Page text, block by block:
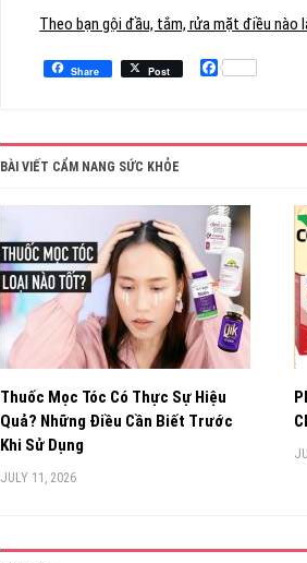
Theo bạn gội đầu, tắm, rửa mặt điều nào
Share Post Facebook
BÀI VIẾT CẨM NANG SỨC KHỎE
Thuốc Mọc Tóc Có Thực Sự Hiệu
Quả? Những Điều Cần Biết Trước
Khi Sử Dụng
JULY 11, 2026